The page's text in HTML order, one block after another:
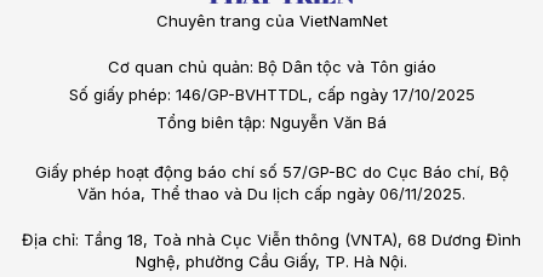
Chuyên trang của VietNamNet
Cơ quan chủ quản: Bộ Dân tộc và Tôn giáo
Số giấy phép: 146/GP-BVHTTDL, cấp ngày 17/10/2025
Tổng biên tập: Nguyễn Văn Bá
Giấy phép hoạt động báo chí số 57/GP-BC do Cục Báo chí, Bộ
Văn hóa, Thể thao và Du lịch cấp ngày 06/11/2025.
Địa chỉ: Tầng 18, Toà nhà Cục Viễn thông (VNTA), 68 Dương Đình
Nghệ, phường Cầu Giấy, TP. Hà Nội.